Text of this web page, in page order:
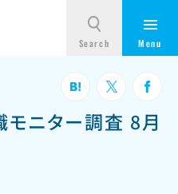
ニター調査 8月